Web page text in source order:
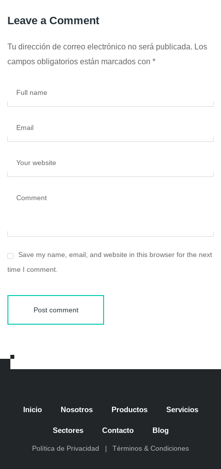
Leave a Comment
Tu dirección de correo electrónico no será publicada. Los
campos obligatorios están marcados con *
Full name
Email
Your website
Comment
Save my name, email, and website in this browser for the next
time I comment.
Post comment
Inicio Nosotros Productos Servicios
Sectores Contacto Blog
Política de Privacidad Términos & Condiciones